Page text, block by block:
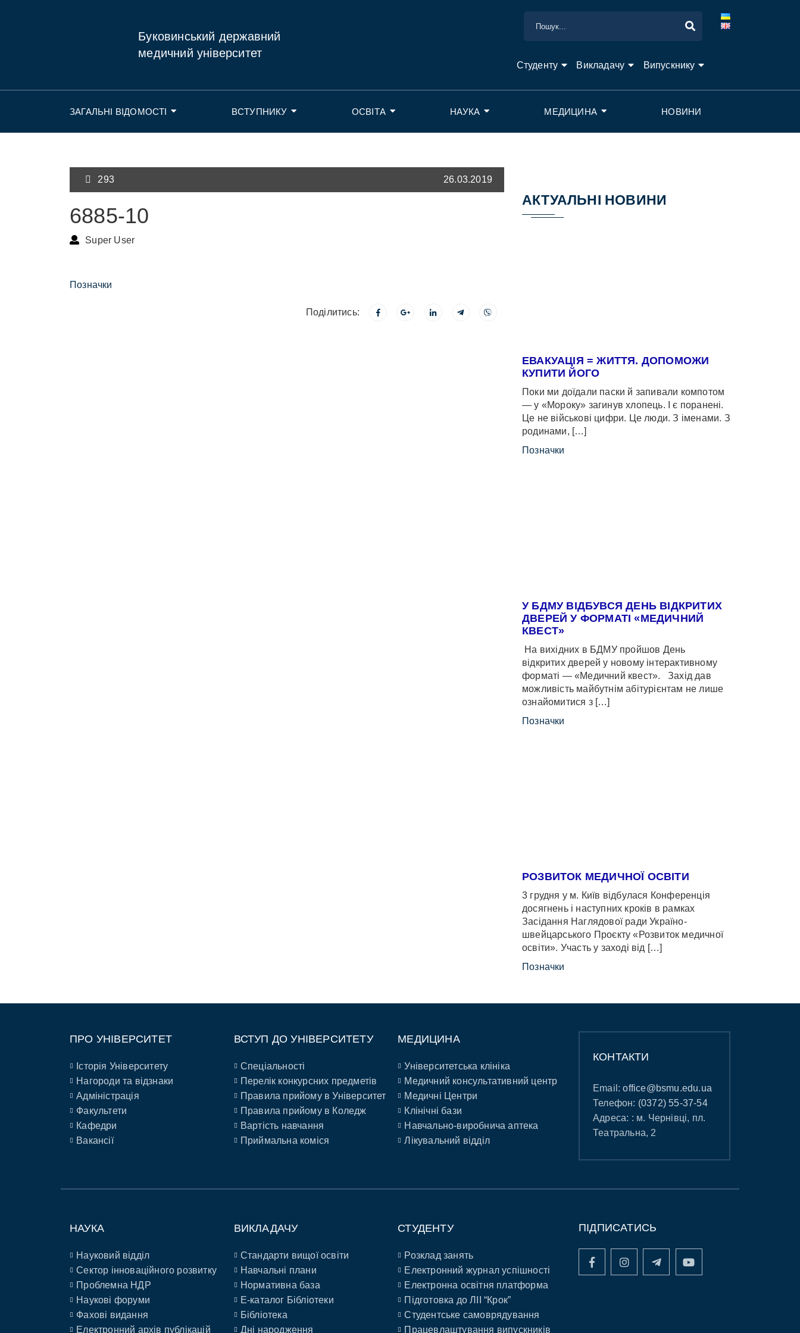
Буковинський державний
медичний університет
Студенту Викладачу Випускнику
ЗАГАЛЬНІ ВІДОМОСТІ ВСТУПНИКУ ОСВІТА НАУКА МЕДИЦИНА НОВИНИ
293 26.03.2019
6885-10
Super User
Позначки
Поділитись:
АКТУАЛЬНІ НОВИНИ
ЕВАКУАЦІЯ = ЖИТТЯ. ДОПОМОЖИ
КУПИТИ ЙОГО
Поки ми доїдали паски й запивали компотом
— у «Мороку» загинув хлопець. І є поранені.
Це не військові цифри. Це люди. З іменами. З
родинами, […]
Позначки
У БДМУ ВІДБУВСЯ ДЕНЬ ВІДКРИТИХ
ДВЕРЕЙ У ФОРМАТІ «МЕДИЧНИЙ
КВЕСТ»
На вихідних в БДМУ пройшов День
відкритих дверей у новому інтерактивному
форматі — «Медичний квест». Захід дав
можливість майбутнім абітурієнтам не лише
ознайомитися з […]
Позначки
РОЗВИТОК МЕДИЧНОЇ ОСВІТИ
3 грудня у м. Київ відбулася Конференція
досягнень і наступних кроків в рамках
Засідання Наглядової ради Україно-
швейцарського Проєкту «Розвиток медичної
освіти». Участь у заході від […]
Позначки
ПРО УНІВЕРСИТЕТ
Історія Університету
Нагороди та відзнаки
Адміністрація
Факультети
Кафедри
Вакансії
ВСТУП ДО УНІВЕРСИТЕТУ
Спеціальності
Перелік конкурсних предметів
Правила прийому в Університет
Правила прийому в Коледж
Вартість навчання
Приймальна коміся
МЕДИЦИНА
Університетська клініка
Медичний консультативний центр
Медичні Центри
Клінічні бази
Навчально-виробнича аптека
Лікувальний відділ
КОНТАКТИ
Email:office@bsmu.edu.ua
Телефон: (0372) 55-37-54
Адреса: : м. Чернівці, пл.
Театральна, 2
НАУКА
Науковий відділ
Сектор інноваційного розвитку
Проблемна НДР
Наукові форуми
Фахові видання
Електронний архів публікацій
ВИКЛАДАЧУ
Стандарти вищої освіти
Навчальні плани
Нормативна база
E-каталог Бібліотеки
Бібліотека
Дні народження
СТУДЕНТУ
Розклад занять
Електронний журнал успішності
Електронна освітня платформа
Підготовка до ЛІІ “Крок”
Студентське самоврядування
Працевлаштування випускників
ПІДПИСАТИСЬ